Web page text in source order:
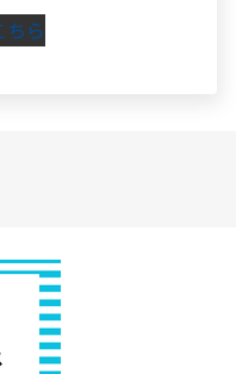
ちら